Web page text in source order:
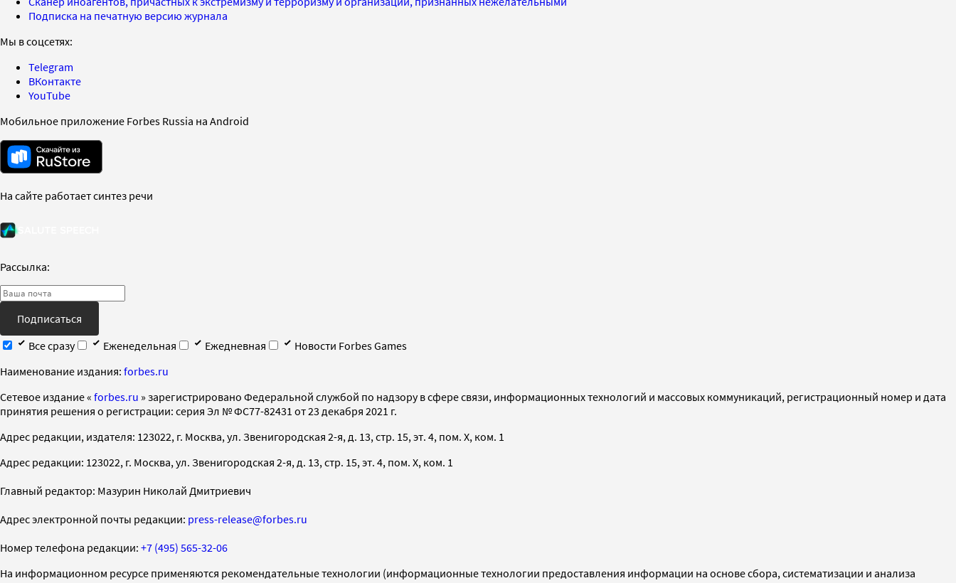
Подписка на печатную версию журнала
Мы в соцсетях:
Telegram
ВКонтакте
YouTube
Мобильное приложение Forbes Russia на Android
На сайте работает синтез речи
Рассылка:
Подписаться
Все сразу
Еженедельная Ежедневная
Новости Forbes Games
Наименование издания: forbes.ru
Cетевое издание « forbes.ru » зарегистрировано Федеральной службой по надзору в сфере связи, информационных технологий и массовых коммуникаций, регистрационный номер и дата
принятия решения о регистрации: серия Эл № ФС77-82431 от 23 декабря 2021 г.
Адрес редакции, издателя: 123022, г. Москва, ул. Звенигородская 2-я, д. 13, стр. 15, эт. 4, пом. X, ком. 1
Адрес редакции: 123022, г. Москва, ул. Звенигородская 2-я, д. 13, стр. 15, эт. 4, пом. X, ком. 1
Главный редактор: Мазурин Николай Дмитриевич
Адрес электронной почты редакции: press-release@forbes.ru
Номер телефона редакции: +7 (495) 565-32-06
На информационном ресурсе применяются рекомендательные технологии (информационные технологии предоставления информации на основе сбора, систематизации и анализа